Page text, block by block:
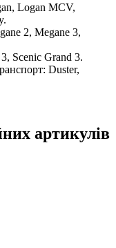
Logan MCV,
2, Megane 3,
Scenic Grand 3.
Duster,
артикулів